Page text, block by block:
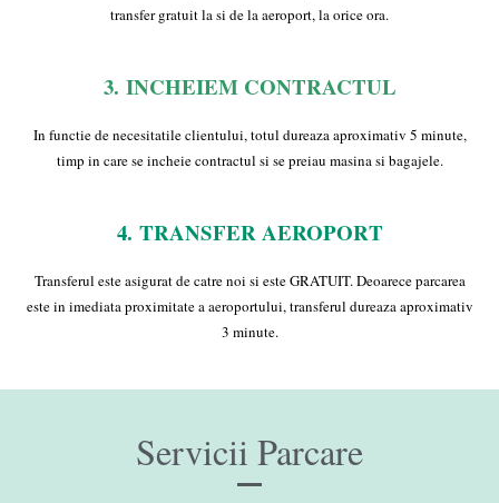
transfer gratuit la si de la aeroport, la orice ora.
3. INCHEIEM CONTRACTUL
In functie de necesitatile clientului, totul dureaza aproximativ 5 minute,
timp in care se incheie contractul si se preiau masina si bagajele.
4. TRANSFER AEROPORT
Transferul este asigurat de catre noi si este GRATUIT. Deoarece parcarea
este in imediata proximitate a aeroportului, transferul dureaza aproximativ
3 minute.
Servicii Parcare